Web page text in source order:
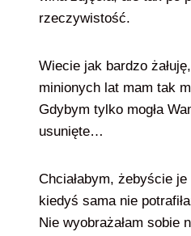
rzeczywistość.
Wiecie jak bardzo
minionych lat mam tak
Gdybym tylko mogła
usunięte…
Chciałabym, żebyście
kiedyś sama nie
Nie wyobrażałam sobie